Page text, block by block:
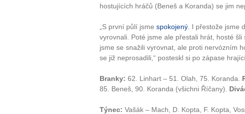
hostujících hráčů (Beneš a Koranda) se jim
„S první půlí jsme spokojený . I přestože jsme
vyrovnali. Poté jsme ale přestali hrát, hosté
jsme se snažili vyrovnat, ale proti nervózním
se již neprosadili,“ posteskl si po zápase
Branky: 62. Linhart – 51. Olah, 75. Koranda.
85. Beneš, 90. Koranda (všichni Říčany).
Týnec: Vašák – Mach, D. Kopta, F. Kopta,